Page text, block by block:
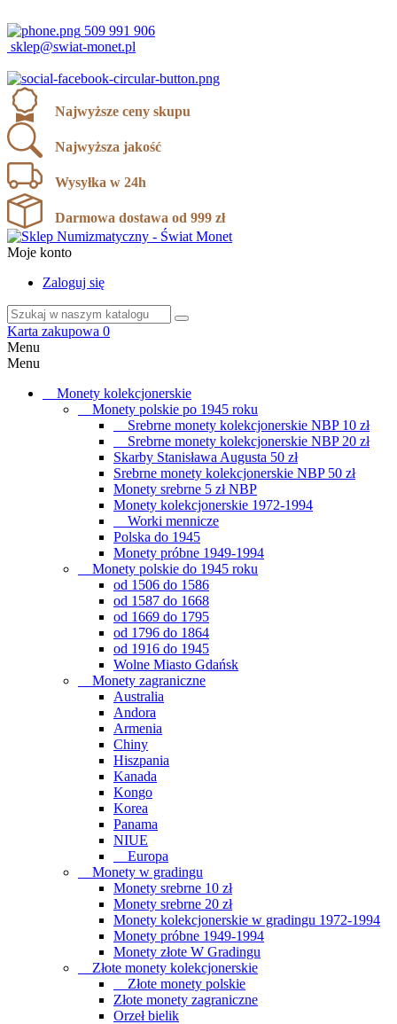
509 991 906
sklep@swiat-monet.pl
Najwyższe ceny skupu
Najwyższa jakość
Wysyłka w 24h
Darmowa dostawa od 999 zł
Moje konto
Zaloguj się
Karta zakupowa 0
Menu
Menu
Monety kolekcjonerskie
Monety polskie po 1945 roku
Srebrne monety kolekcjonerskie NBP 10 zł
Srebrne monety kolekcjonerskie NBP 20 zł
Skarby Stanisława Augusta 50 zł
Srebrne monety kolekcjonerskie NBP 50 zł
Monety srebrne 5 zł NBP
Monety kolekcjonerskie 1972-1994
Worki mennicze
Polska do 1945
Monety próbne 1949-1994
Monety polskie do 1945 roku
od 1506 do 1586
od 1587 do 1668
od 1669 do 1795
od 1796 do 1864
od 1916 do 1945
Wolne Miasto Gdańsk
Monety zagraniczne
Australia
Andora
Armenia
Chiny
Hiszpania
Kanada
Kongo
Korea
Panama
NIUE
Europa
Monety w gradingu
Monety srebrne 10 zł
Monety srebrne 20 zł
Monety kolekcjonerskie w gradingu 1972-1994
Monety próbne 1949-1994
Monety złote W Gradingu
Złote monety kolekcjonerskie
Złote monety polskie
Złote monety zagraniczne
Orzeł bielik